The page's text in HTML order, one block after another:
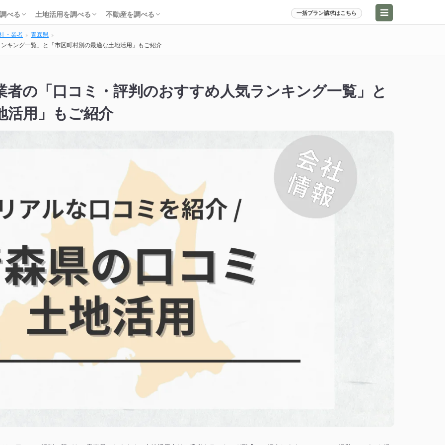
べる
識・費用を調べる
社・工務店を調べる
体を調べる
入を調べる
ーンを調べる
土地活用を調べる
基礎知識を調べる
土地活用会社を調べる
利回り・初期費用を調べる
不動産を調べる 一括プラン請求はこちら
・業者
青森県
キング一覧」と「市区町村別の最適な土地活用」もご紹介
者の「口コミ・評判のおすすめ人気ランキング一覧」と
活用」もご紹介
識・費用を調べる
社・工務店を調べる
体を調べる
入を調べる
ーンを調べる基礎知識を調べる
土地活用会社を調べる
利回り・初期費用を調べる不動産売却を調べる
不動産購入を調べる
不動産投資を調べる